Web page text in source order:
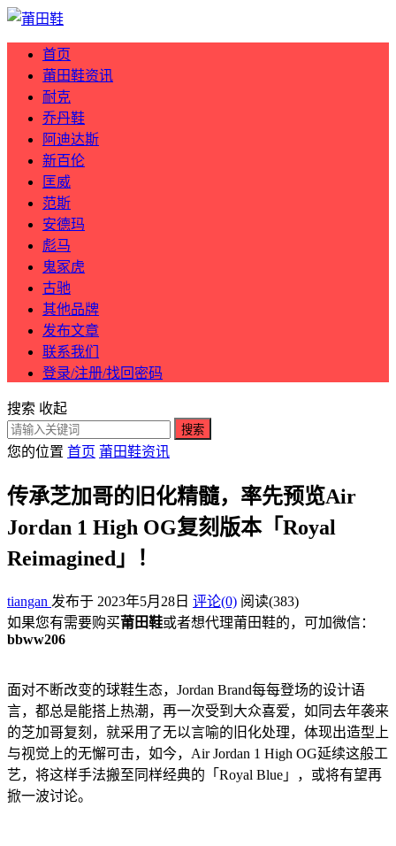
首页
莆田鞋资讯
耐克
乔丹鞋
阿迪达斯
新百伦
匡威
范斯
安德玛
彪马
鬼冢虎
古驰
其他品牌
发布文章
联系我们
登录/注册/找回密码
搜索 收起
搜索
您的位置 首页 莆田鞋资讯
传承芝加哥的旧化精髓，率先预览Air
Jordan 1 High OG复刻版本「Royal
Reimagined」！
tiangan 发布于 2023年5月28日 评论(0) 阅读(383)
如果您有需要购买莆田鞋或者想代理莆田鞋的，可加微信：
bbww206
面对不断改变的球鞋生态，Jordan Brand每每登场的设计语
言，都总是能搭上热潮，再一次受到大众喜爱，如同去年袭来
的芝加哥复刻，就采用了无以言喻的旧化处理，体现出造型上
与视觉上的无懈可击，如今，Air Jordan 1 High OG延续这般工
艺，将这样手法搬至同样经典的「Royal Blue」，或将有望再
掀一波讨论。